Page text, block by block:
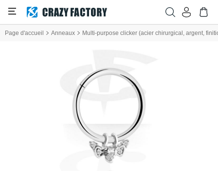
Page d'accueil Anneaux Multi-purpose clicker (acier chirurgical, argent,